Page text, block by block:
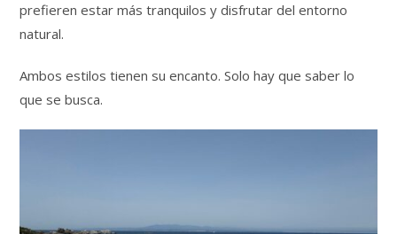
prefieren estar más tranquilos y disfrutar del entorno
natural.
Ambos estilos tienen su encanto. Solo hay que saber lo
que se busca.